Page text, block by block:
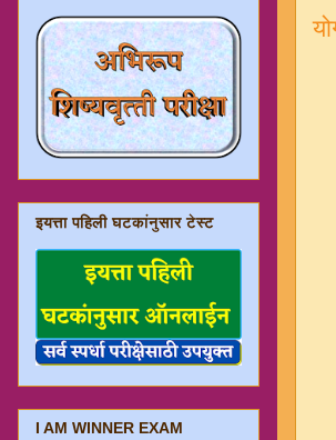
इयत्ता पहिली घटकांनुसार टेस्ट
I AM WINNER EXAM